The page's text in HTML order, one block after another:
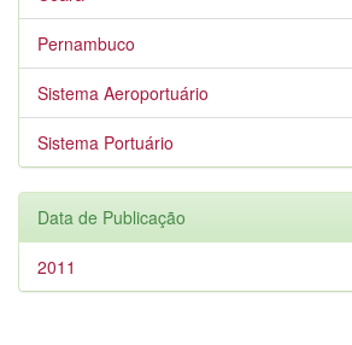
Pernambuco
Sistema Aeroportuário
Sistema Portuário
Data de Publicação
2011